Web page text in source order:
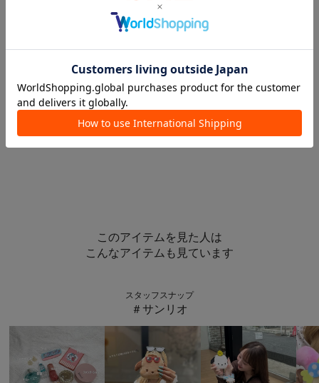
【収納】収納に便利なおすすめアイテム🌟
イオンモール川口店 スタッフ
3COINS
【再入荷】 コレクション収納🍀
仙台泉パークタウンタピオ店
3COINS
このアイテムを見た人は
こんなアイテムも見ています
スタッフスナップ
＃サンリオ